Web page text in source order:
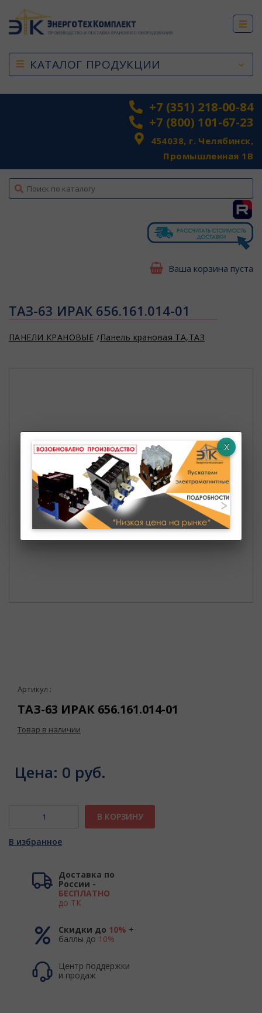
КАТАЛОГ ПРОДУКЦИИ
+7 (351) 218-00-84
+7 (800) 101-67-23
454038, г. Челябинск,
Промышленная 1В
top
Ваша корзина пуста
ТАЗ-63 ИРАК 656.161.014-01
ПАНЕЛИ КРАНОВЫЕ Панель крановая ТА,ТАЗ
Артикул :
ТАЗ-63 ИРАК 656.161.014-01
Товар в наличии
Цена: 0 руб.
В КОРЗИНУ
В избранное
Доставка по
России -
БЕСПЛАТНО
до ТК
Скидки до 10% +
баллы до 10%
Центр поддержки
и продаж